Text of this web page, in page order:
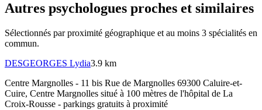
Autres psychologues proches et similaires
Sélectionnés par proximité géographique et au moins 3 spécialités en
commun.
DESGEORGES Lydia3.9 km
Centre Margnolles - 11 bis Rue de Margnolles 69300 Caluire-et-
Cuire, Centre Margnolles situé à 100 mètres de l'hôpital de La
Croix-Rousse - parkings gratuits à proximité